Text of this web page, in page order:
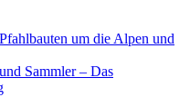
um die Alpen und
Sammler – Das